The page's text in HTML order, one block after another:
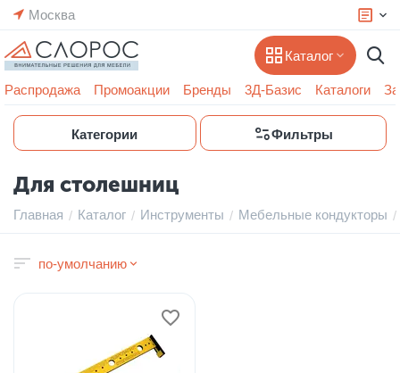
Москва
Каталог
Распродажа Промоакции Бренды 3Д-Базис Каталоги
Категории Фильтры
Для столешниц
Главная / Каталог / Инструменты / Мебельные кондукторы /
по-умолчанию